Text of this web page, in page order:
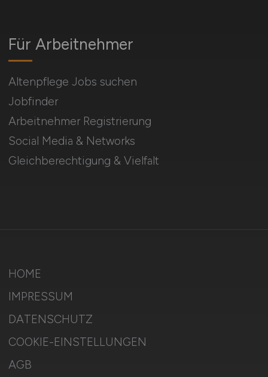
Für Arbeitnehmer
Altenpflege Jobs suchen
Jobfinder
Arbeitnehmer Registrierung
Social Media & Networks
Gleichberechtigung & Vielfalt
HOME
IMPRESSUM
DATENSCHUTZ
COOKIE-EINSTELLUNGEN
AGB